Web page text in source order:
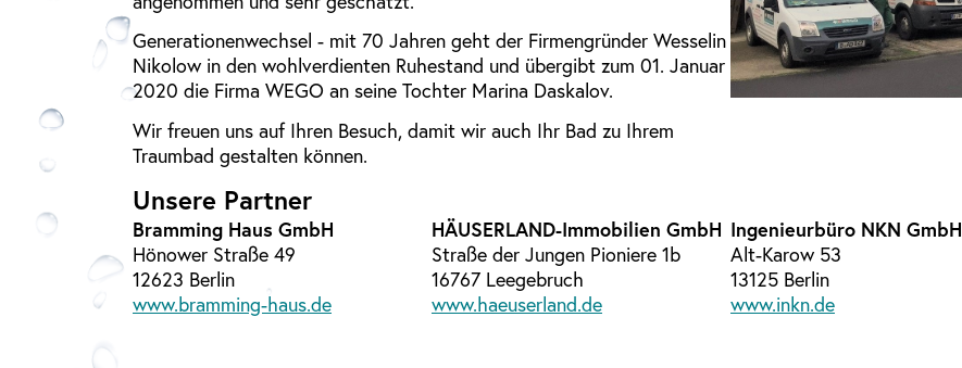
Generationenwechsel - mit 70 Jahren geht der Firmengründer Wesselin
Nikolow in den wohlverdienten Ruhestand und übergibt zum 01. Januar
2020 die Firma WEGO an seine Tochter Marina Daskalov.
Wir freuen uns auf Ihren Besuch, damit wir auch Ihr Bad zu Ihrem
Traumbad gestalten können.
Unsere Partner
Bramming Haus GmbH
Hönower Straße 49
12623 Berlin
www.bramming-haus.de
HÄUSERLAND-Immobilien GmbH
Straße der Jungen Pioniere 1b
16767 Leegebruch
www.haeuserland.de
Ingenieurbüro NKN GmbH
Alt-Karow 53
13125 Berlin
www.inkn.de